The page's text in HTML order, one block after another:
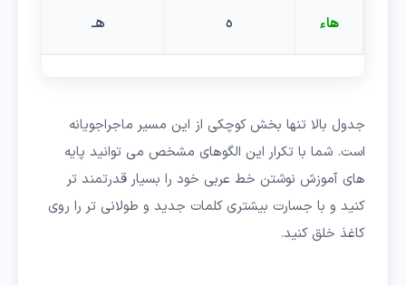
هاء ه هـ
جدول بالا تنها بخش کوچکی از این مسیر ماجراجویانه
است. شما با تکرار این الگوهای مشخص می توانید پایه
های آموزش نوشتن خط عربی خود را بسیار قدرتمند تر
کنید و با جسارت بیشتری کلمات جدید و طولانی تر را روی
کاغذ خلق کنید.